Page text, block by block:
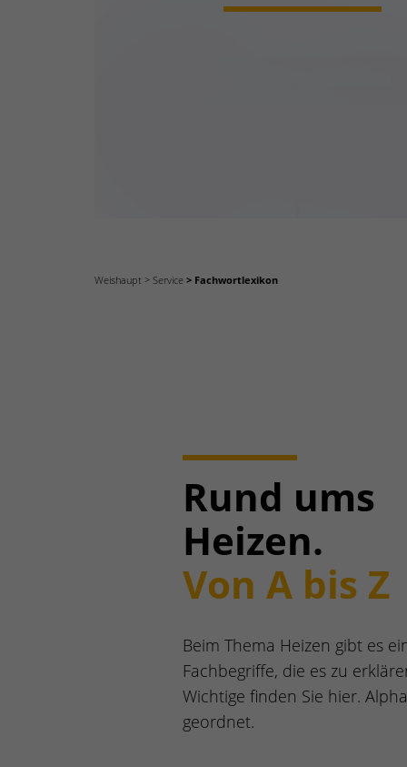
Weishaupt Service Fachwortlexikon
Rund ums
Heizen.
Von A bis Z
Beim Thema Heizen gibt es
Fachbegriffe, die es zu
Wichtige finden Sie hier.
geordnet.